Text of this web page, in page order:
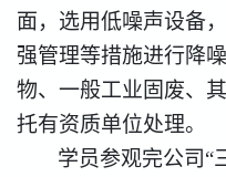
面，选用低噪声设备
强管理等措施进行降
物、一般工业固废、
托有资质单位处理。
学员参观完公司“